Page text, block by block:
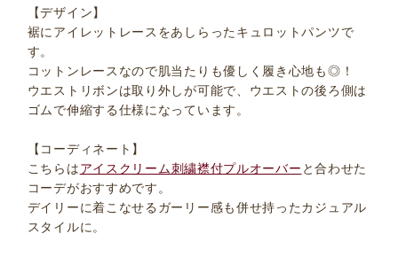
【デザイン】
裾にアイレットレースをあしらったキュロットパンツで
す。
コットンレースなので肌当たりも優しく履き心地も◎！
ウエストリボンは取り外しが可能で、ウエストの後ろ側は
ゴムで伸縮する仕様になっています。
【コーディネート】
こちらはアイスクリーム刺繍襟付プルオーバー と合わせた
コーデがおすすめです。
デイリーに着こなせるガーリー感も併せ持ったカジュアル
スタイルに。